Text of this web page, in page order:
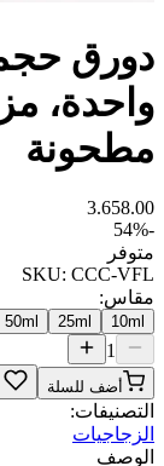
دورق
واحدة،
مطحونة
3.658.00
54%
متوفر
SKU:CCC-VFL
مقاس
10ml
25ml
50ml
أضف للسلة
التصنيفات:
الزجاجيات
الوصف